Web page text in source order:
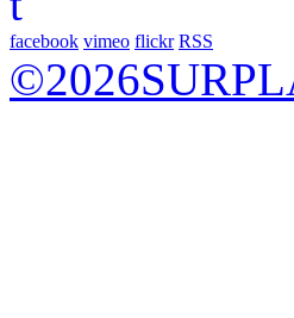
facebook vimeo flickr RSS
©2026